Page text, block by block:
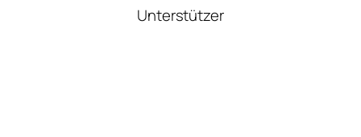
Unterstützer